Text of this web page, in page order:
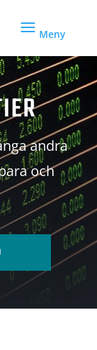
andra
och